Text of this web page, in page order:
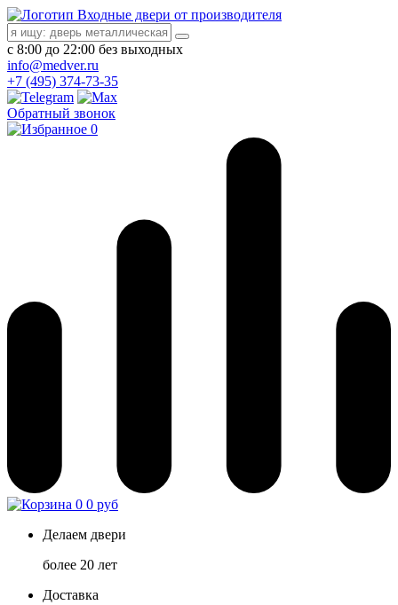
Входные двери от производителя
с 8:00 до 22:00 без выходных
info@medver.ru
+7 (495) 374-73-35
Обратный звонок
0
0 0 руб
Делаем двери
более 20 лет
Доставка